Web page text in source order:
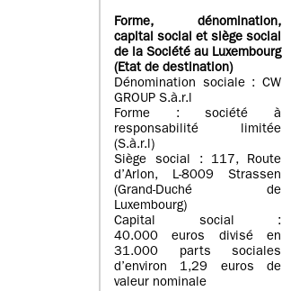
Forme, dénomination,
capital social et siège social
de la Société au Luxembourg
(Etat de destination)
Dénomination sociale : CW
GROUP S.à.r.l
Forme : société à
responsabilité limitée
(S.à.r.l)
Siège social : 117, Route
d’Arlon, L-8009 Strassen
(Grand-Duché de
Luxembourg)
Capital social :
40.000 euros divisé en
31.000 parts sociales
d’environ 1,29 euros de
valeur nominale